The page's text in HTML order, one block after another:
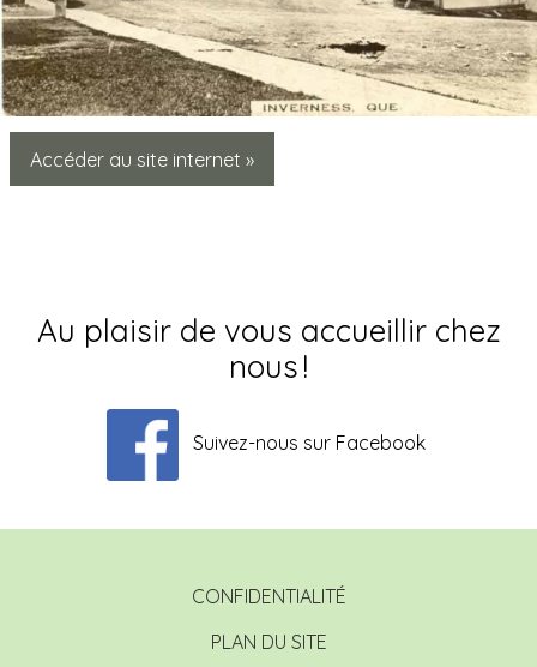
Accéder au site internet »
Au plaisir de vous accueillir chez
nous!
Suivez-nous sur Facebook
CONFIDENTIALITÉ
PLAN DU SITE